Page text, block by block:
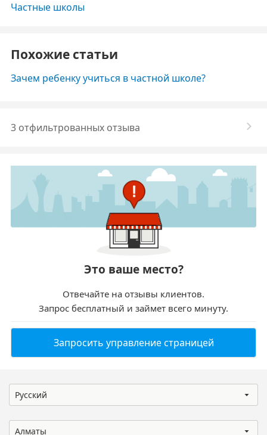
Частные школы
Похожие статьи
Зачем ребенку учиться в частной школе?
3 отфильтрованных отзыва
Это ваше место?
Отвечайте на отзывы клиентов.
Запрос бесплатный и займет всего минуту.
Запросить управление страницей
Русский
Алматы